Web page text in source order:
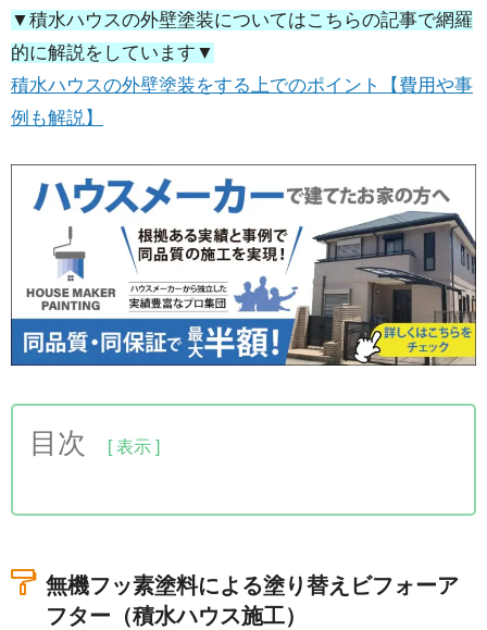
▼積水ハウスの外壁塗装についてはこちらの記事で網羅
的に解説をしています▼
積水ハウスの外壁塗装をする上でのポイント【費用や事
例も解説】
目次
1.無機フッ素塗料による塗り替えビフォーアフター
2.きっかけは積水ハウスの高額見積もり
3.無機フッ素塗料による塗り替え工事（積水ハウス
無機フッ素塗料による塗り替えビフォーア
フター（積水ハウス施工）